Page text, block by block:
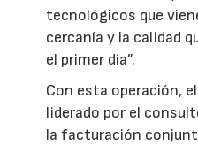
tecnológicos que
cercanía y la calidad
el primer día”.
Con esta operación,
liderado por el
la facturación